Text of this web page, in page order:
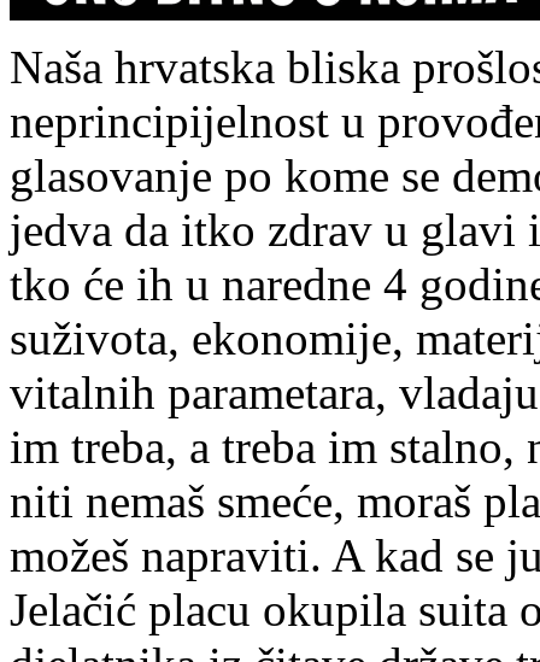
Naša hrvatska bliska
neprincipijelnost u
glasovanje po kome se
jedva da itko zdrav u glavi
tko će ih u naredne 4
suživota, ekonomije,
vitalnih parametara,
im treba, a treba im stalno,
niti nemaš smeće, moraš
možeš napraviti. A kad se
Jelačić placu okupila suita